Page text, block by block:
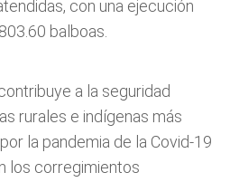
con una ejecución
balboas.
a la seguridad
rurales e indígenas más
la pandemia de la Covid-19
los corregimientos